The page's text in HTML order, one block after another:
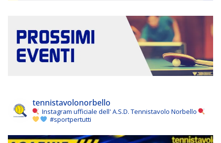
tennistavolonorbello
Instagram ufficiale dell' A.S.D. Tennistavolo Norbello
#sportpertutti